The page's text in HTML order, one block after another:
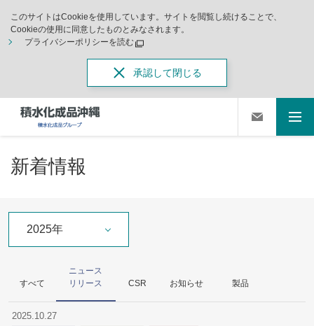
このサイトはCookieを使用しています。サイトを閲覧し続けることで、
Cookieの使用に同意したものとみなされます。
プライバシーポリシーを読む
承認して閉じる
新着情報
2025年
すべて
ニュース
リリース
CSR お知らせ 製品
2025.10.27